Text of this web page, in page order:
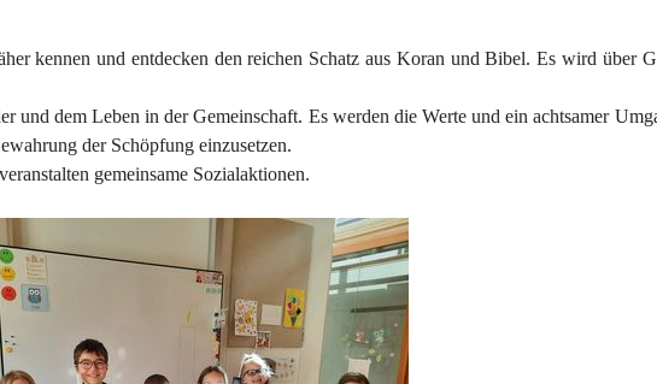
kennen und entdecken den reichen Schatz aus Koran und Bibel. Es wird über
und dem Leben in der Gemeinschaft. Es werden die Werte und ein achtsamer
der Schöpfung einzusetzen.
gemeinsame Sozialaktionen.